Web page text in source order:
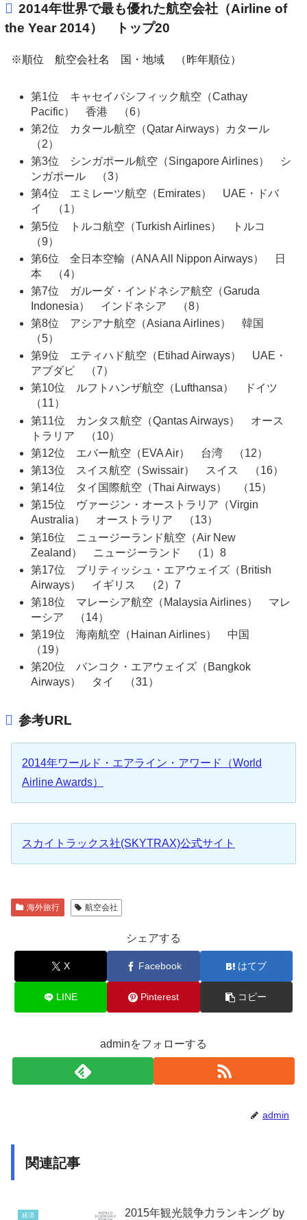
2014年世界で最も優れた航空会社（Airline of
the Year 2014） トップ20
※順位 航空会社名 国・地域 （昨年順位）
第1位 キャセイパシフィック航空（Cathay
Pacific） 香港 （6）
第2位 カタール航空（Qatar Airways）カタール
（2）
第3位 シンガポール航空（Singapore Airlines） シ
ンガポール （3）
第4位 エミレーツ航空（Emirates） UAE・ドバ
イ （1）
第5位 トルコ航空（Turkish Airlines） トルコ
（9）
第6位 全日本空輸（ANA All Nippon Airways） 日
本 （4）
第7位 ガルーダ・インドネシア航空（Garuda
Indonesia） インドネシア （8）
第8位 アシアナ航空（Asiana Airlines） 韓国
（5）
第9位 エティハド航空（Etihad Airways） UAE・
アブダビ （7）
第10位 ルフトハンザ航空（Lufthansa） ドイツ
（11）
第11位 カンタス航空（Qantas Airways） オース
トラリア （10）
第12位 エバー航空（EVA Air） 台湾 （12）
第13位 スイス航空（Swissair） スイス （16）
第14位 タイ国際航空（Thai Airways） （15）
第15位 ヴァージン・オーストラリア（Virgin
Australia） オーストラリア （13）
第16位 ニュージーランド航空（Air New
Zealand） ニュージーランド （1）8
第17位 ブリティッシュ・エアウェイズ（British
Airways） イギリス （2）7
第18位 マレーシア航空（Malaysia Airlines） マレ
ーシア （14）
第19位 海南航空（Hainan Airlines） 中国
（19）
第20位 バンコク・エアウェイズ（Bangkok
Airways） タイ （31）
参考URL
2014年ワールド・エアライン・アワード（World
Airline Awards）
スカイトラックス社(SKYTRAX)公式サイト
海外旅行 航空会社
シェアする
X Facebook はてブ
LINE Pinterest コピー
adminをフォローする
admin
関連記事
経済
2015年観光競争力ランキング by